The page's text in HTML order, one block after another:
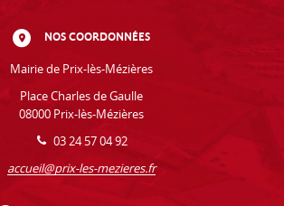
NOS COORDONNÉES
Mairie de Prix-lès-Mézières
Place Charles de Gaulle
08000 Prix-lès-Mézières
03 24 57 04 92
accueil@prix-les-mezieres.fr